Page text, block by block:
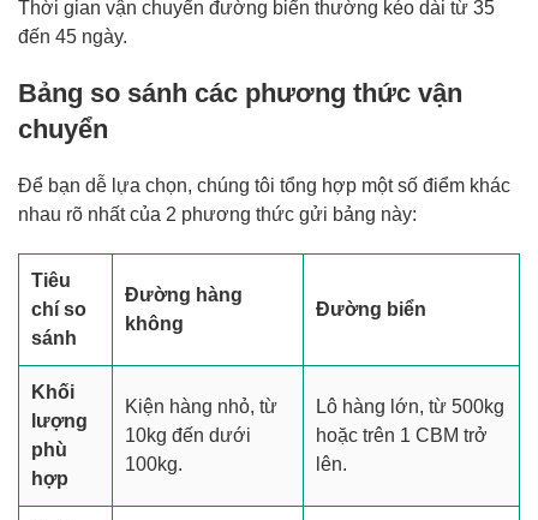
Thời gian vận chuyển đường biển thường kéo dài từ 35
đến 45 ngày.
Bảng so sánh các phương thức vận
chuyển
Để bạn dễ lựa chọn, chúng tôi tổng hợp một số điểm khác
nhau rõ nhất của 2 phương thức gửi bảng này:
Tiêu
chí so
sánh
Đường hàng
không
Đường biển
Khối
lượng
phù
hợp
Kiện hàng nhỏ, từ
10kg đến dưới
100kg.
Lô hàng lớn, từ 500kg
hoặc trên 1 CBM trở
lên.